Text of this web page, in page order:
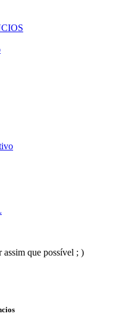
assim que possível ; )